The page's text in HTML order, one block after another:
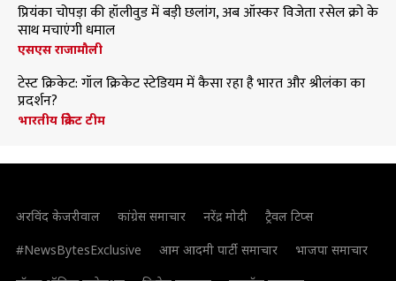
प्रियंका चोपड़ा की हॉलीवुड में बड़ी छलांग, अब ऑस्कर विजेता रसेल क्रो के
साथ मचाएंगी धमाल
एसएस राजामौली
टेस्ट क्रिकेट: गॉल क्रिकेट स्टेडियम में कैसा रहा है भारत और श्रीलंका का
प्रदर्शन?
भारतीय क्रिकेट टीम
अरविंद केजरीवाल कांग्रेस समाचार नरेंद्र मोदी
ट्रैवल टिप्स
#NewsBytesExclusive
आम आदमी पार्टी समाचार
भाजपा समाचार